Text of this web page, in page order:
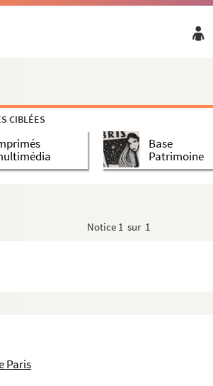
CIBLÉES
Base
Patrimoine
Notice 1 sur 1
Paris